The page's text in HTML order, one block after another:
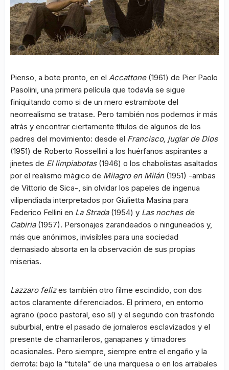
Pienso, a bote pronto, en el Accattone(1961) de Pier Paolo
Pasolini, una primera película que todavía se sigue
finiquitando como si de un mero estrambote del
neorrealismo se tratase. Pero también nos podemos ir más
atrás y encontrar ciertamente títulos de algunos de los
padres del movimiento: desde el Francisco, juglar de Dios
(1951) de Roberto Rossellini a los huérfanos aspirantes a
jinetes de El limpiabotas(1946) o los chabolistas asaltados
por el realismo mágico de Milagro en Milán(1951) -ambas
de Vittorio de Sica-, sin olvidar los papeles de ingenua
vilipendiada interpretados por Giulietta Masina para
Federico Fellini en La Strada(1954) y Las noches de
Cabiria(1957). Personajes zarandeados o ninguneados y,
más que anónimos, invisibles para una sociedad
demasiado absorta en la observación de sus propias
miserias.
Lazzaro felizes también otro filme escindido, con dos
actos claramente diferenciados. El primero, en entorno
agrario (poco pastoral, eso sí) y el segundo con trasfondo
suburbial, entre el pasado de jornaleros esclavizados y el
presente de chamarileros, ganapanes y timadores
ocasionales. Pero siempre, siempre entre el engaño y la
derrota: bajo la “tutela” de una marquesa o en los arrabales